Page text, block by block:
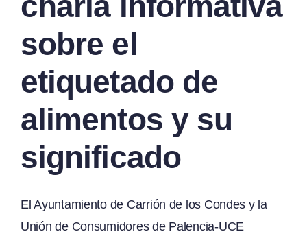
sobre el
etiquetado de
alimentos y su
significado
El Ayuntamiento de Carrión de los Condes y la
Unión de Consumidores de Palencia-UCE